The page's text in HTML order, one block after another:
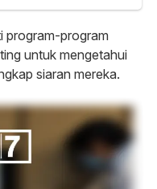
program-program
untuk mengetahui
siaran mereka.